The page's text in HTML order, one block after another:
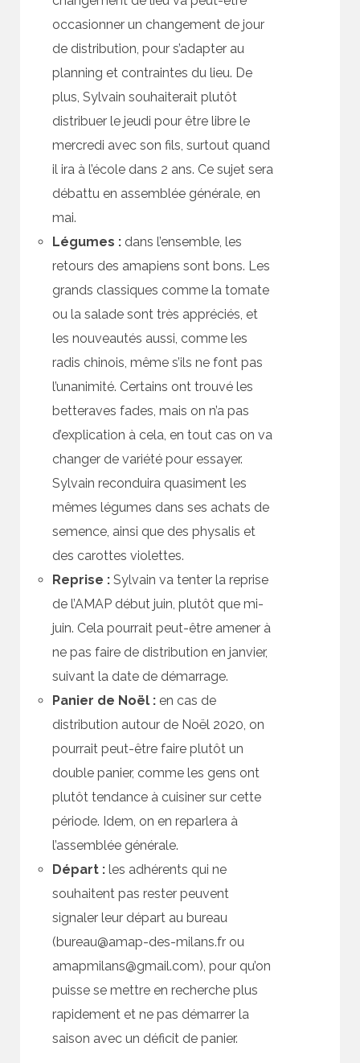
occasionner un changement de jour
de distribution, pour s’adapter au
planning et contraintes du lieu. De
plus, Sylvain souhaiterait plutôt
distribuer le jeudi pour être libre le
mercredi avec son fils, surtout quand
il ira à l’école dans 2 ans. Ce sujet sera
débattu en assemblée générale, en
mai.
Légumes : dans l’ensemble, les
retours des amapiens sont bons. Les
grands classiques comme la tomate
ou la salade sont très appréciés, et
les nouveautés aussi, comme les
radis chinois, même s’ils ne font pas
l’unanimité. Certains ont trouvé les
betteraves fades, mais on n’a pas
d’explication à cela, en tout cas on va
changer de variété pour essayer.
Sylvain reconduira quasiment les
mêmes légumes dans ses achats de
semence, ainsi que des physalis et
des carottes violettes.
Reprise : Sylvain va tenter la reprise
de l’AMAP début juin, plutôt que mi-
juin. Cela pourrait peut-être amener à
ne pas faire de distribution en janvier,
suivant la date de démarrage.
Panier de Noël : en cas de
distribution autour de Noël 2020, on
pourrait peut-être faire plutôt un
double panier, comme les gens ont
plutôt tendance à cuisiner sur cette
période. Idem, on en reparlera à
l’assemblée générale.
Départ : les adhérents qui ne
souhaitent pas rester peuvent
signaler leur départ au bureau
(bureau@amap-des-milans.fr ou
amapmilans@gmail.com), pour qu’on
puisse se mettre en recherche plus
rapidement et ne pas démarrer la
saison avec un déficit de panier.